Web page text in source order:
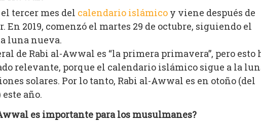
tercer mes del calendario islámico y viene después de
En 2019, comenzó el martes 29 de octubre, siguiendo el
luna nueva.
de Rabi al-Awwal es “la primera primavera”, pero esto
relevante, porque el calendario islámico sigue a la
solares. Por lo tanto, Rabi al-Awwal es en otoño (del
año.
es importante para los musulmanes?